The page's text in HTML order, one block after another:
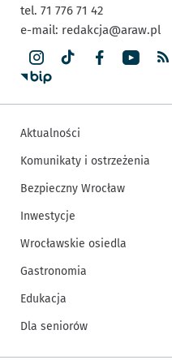
tel. 71 776 71 42
e-mail: redakcja@araw.pl
Aktualności
Komunikaty i ostrzeżenia
Bezpieczny Wrocław
Inwestycje
Wrocławskie osiedla
Gastronomia
Edukacja
Dla seniorów